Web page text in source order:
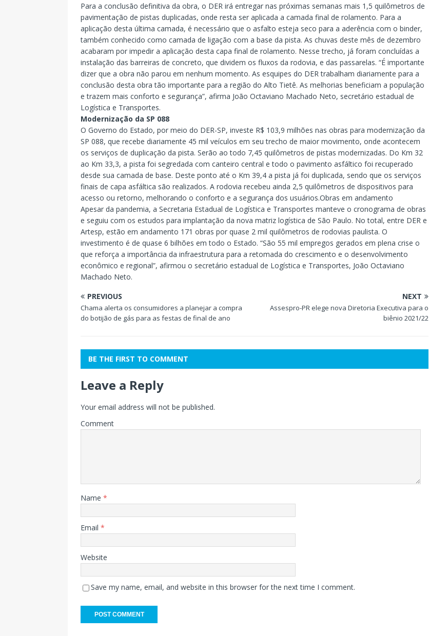
Para a conclusão definitiva da obra, o DER irá entregar nas próximas semanas mais 1,5 quilômetros de
pavimentação de pistas duplicadas, onde resta ser aplicada a camada final de rolamento. Para a
aplicação desta última camada, é necessário que o asfalto esteja seco para a aderência com o binder,
também conhecido como camada de ligação com a base da pista. As chuvas deste mês de dezembro
acabaram por impedir a aplicação desta capa final de rolamento. Nesse trecho, já foram concluídas a
instalação das barreiras de concreto, que dividem os fluxos da rodovia, e das passarelas. “É importante
dizer que a obra não parou em nenhum momento. As esquipes do DER trabalham diariamente para a
conclusão desta obra tão importante para a região do Alto Tietê. As melhorias beneficiam a população
e trazem mais conforto e segurança”, afirma João Octaviano Machado Neto, secretário estadual de
Logística e Transportes.
Modernização da SP 088
O Governo do Estado, por meio do DER-SP, investe R$ 103,9 milhões nas obras para modernização da
SP 088, que recebe diariamente 45 mil veículos em seu trecho de maior movimento, onde acontecem
os serviços de duplicação da pista. Serão ao todo 7,45 quilômetros de pistas modernizadas. Do Km 32
ao Km 33,3, a pista foi segredada com canteiro central e todo o pavimento asfáltico foi recuperado
desde sua camada de base. Deste ponto até o Km 39,4 a pista já foi duplicada, sendo que os serviços
finais de capa asfáltica são realizados. A rodovia recebeu ainda 2,5 quilômetros de dispositivos para
acesso ou retorno, melhorando o conforto e a segurança dos usuários.Obras em andamento
Apesar da pandemia, a Secretaria Estadual de Logística e Transportes manteve o cronograma de obras
e seguiu com os estudos para implantação da nova matriz logística de São Paulo. No total, entre DER e
Artesp, estão em andamento 171 obras por quase 2 mil quilômetros de rodovias paulista. O
investimento é de quase 6 bilhões em todo o Estado. “São 55 mil empregos gerados em plena crise o
que reforça a importância da infraestrutura para a retomada do crescimento e o desenvolvimento
econômico e regional”, afirmou o secretário estadual de Logística e Transportes, João Octaviano
Machado Neto.
PREVIOUS
Chama alerta os consumidores a planejar a compra
do botijão de gás para as festas de final de ano
NEXT
Assespro-PR elege nova Diretoria Executiva para o
biênio 2021/22
BE THE FIRST TO COMMENT
Leave a Reply
Your email address will not be published.
Comment
Name *
Email *
Website
Save my name, email, and website in this browser for the next time I comment.